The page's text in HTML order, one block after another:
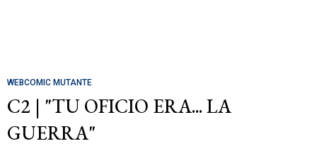
WEBCOMIC MUTANTE
C2 | "TU OFICIO ERA... LA
GUERRA"